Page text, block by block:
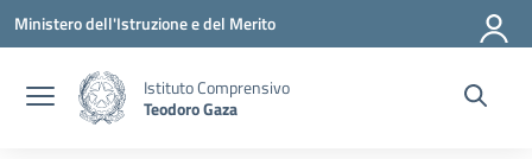
Vai ai contenuti
Vai al menu di navigazione
Vai al footer
Ministero dell'Istruzione e del Merito
Istituto Comprensivo
Teodoro Gaza